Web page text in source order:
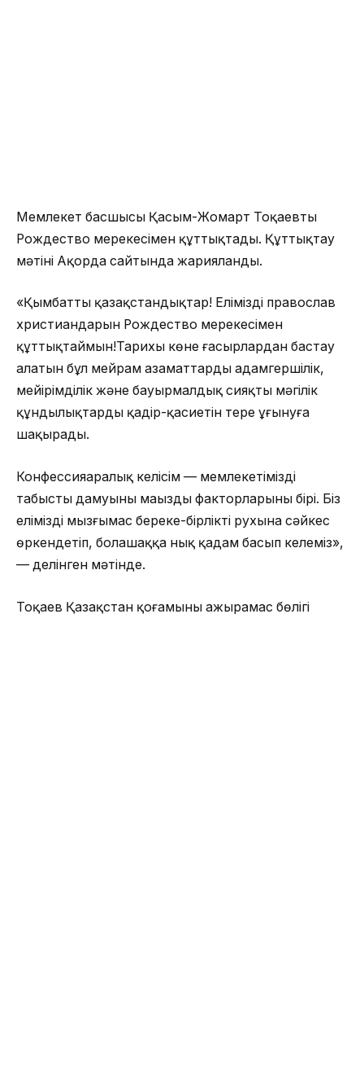
Мемлекет басшысы Қасым-Жомарт Тоқаевтың
Рождество мерекесімен құттықтады. Құттықтау
мәтіні Ақорда сайтында жарияланды.
«Қымбатты қазақстандықтар! Еліміздің православ
христиандарын Рождество мерекесімен
құттықтаймын!Тарихы көне ғасырлардан бастау
алатын бұл мейрам азаматтарды адамгершілік,
мейірімділік және бауырмалдық сияқты мәңгілік
құндылықтардың қадір-қасиетін терең ұғынуға
шақырады.
Конфессияаралық келісім — мемлекетіміздің
табысты дамуының маңызды факторларының бірі. Біз
елімізді мызғымас береке-бірліктің рухына сәйкес
өркендетіп, болашаққа нық қадам басып келеміз»,
— делінген мәтінде.
Тоқаев Қазақстан қоғамының ажырамас бөлігі